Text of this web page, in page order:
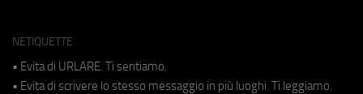
NETIQUETTE
• Evita di URLARE. Ti sentiamo.
• Evita di scrivere lo stesso messaggio in più luoghi. Ti leggiamo.